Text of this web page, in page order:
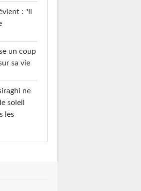
: "il
un coup
sa vie
ne
soleil
les